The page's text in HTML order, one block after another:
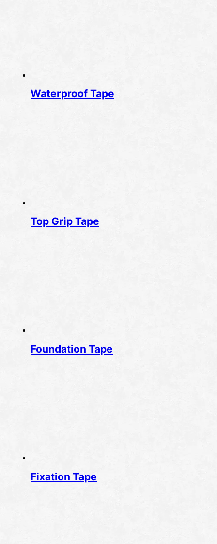
Waterproof Tape
Top Grip Tape
Foundation Tape
Fixation Tape